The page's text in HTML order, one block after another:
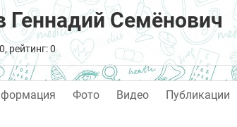
Геннадий Семёнович
рейтинг: 0
Фото Видео Публикации